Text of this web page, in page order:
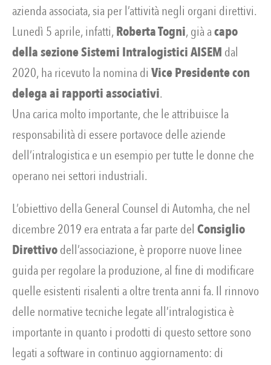
azienda associata, sia per l’attività negli organi direttivi.
Lunedì 5 aprile, infatti, Roberta Togni, già acapo
della sezione Sistemi Intralogistici AISEM dal
2020, ha ricevuto la nomina di Vice Presidente con
delega ai rapporti associativi.
Una carica molto importante, che le attribuisce la
responsabilità di essere portavoce delle aziende
dell’intralogistica e un esempio per tutte le donne che
operano nei settori industriali.
L’obiettivo della General Counsel di Automha, che nel
dicembre 2019 era entrata a far parte del Consiglio
Direttivodell’associazione, è proporre nuove linee
guida per regolare la produzione, al fine di modificare
quelle esistenti risalenti a oltre trenta anni fa. Il rinnovo
delle normative tecniche legate all’intralogistica è
importante in quanto i prodotti di questo settore sono
legati a software in continuo aggiornamento: di